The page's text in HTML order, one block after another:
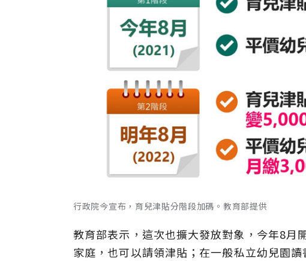
行政院今宣布，育兒津貼分階段加碼。教育部提供
教育部表示，這次也擴大發放對象，今年8月
家庭，也可以請領津貼；在一般私立幼兒園